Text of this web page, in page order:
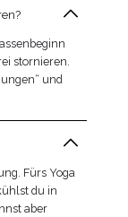
stornieren.
und
Fürs Yoga
du in
aber